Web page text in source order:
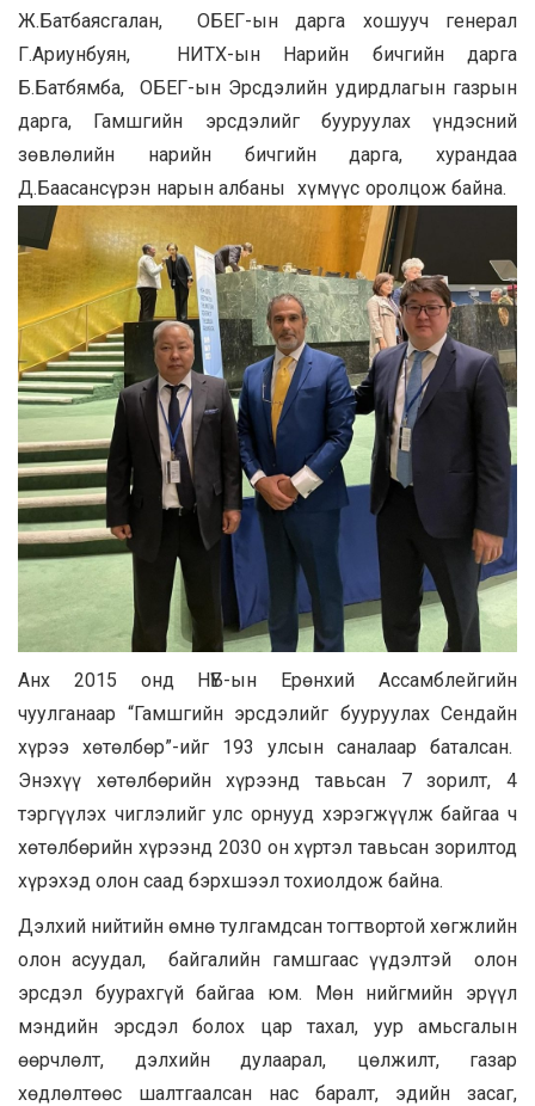
Ж.Батбаясгалан, ОБЕГ-ын дарга хошууч генерал
Г.Ариунбуян, НИТХ-ын Нарийн бичгийн дарга
Б.Батбямба, ОБЕГ-ын Эрсдэлийн удирдлагын газрын
дарга, Гамшгийн эрсдэлийг бууруулах үндэсний
зөвлөлийн нарийн бичгийн дарга, хурандаа
Д.Баасансүрэн нарын албаны хүмүүс оролцож байна.
Анх 2015 онд НҮБ-ын Ерөнхий Ассамблейгийн
чуулганаар “Гамшгийн эрсдэлийг бууруулах Сендайн
хүрээ хөтөлбөр”-ийг 193 улсын саналаар баталсан.
Энэхүү хөтөлбөрийн хүрээнд тавьсан 7 зорилт, 4
тэргүүлэх чиглэлийг улс орнууд хэрэгжүүлж байгаа ч
хөтөлбөрийн хүрээнд 2030 он хүртэл тавьсан зорилтод
хүрэхэд олон саад бэрхшээл тохиолдож байна.
Дэлхий нийтийн өмнө тулгамдсан тогтвортой хөгжлийн
олон асуудал, байгалийн гамшгаас үүдэлтэй олон
эрсдэл буурахгүй байгаа юм. Мөн нийгмийн эрүүл
мэндийн эрсдэл болох цар тахал, уур амьсгалын
өөрчлөлт, дэлхийн дулаарал, цөлжилт, газар
хөдлөлтөөс шалтгаалсан нас баралт, эдийн засаг,